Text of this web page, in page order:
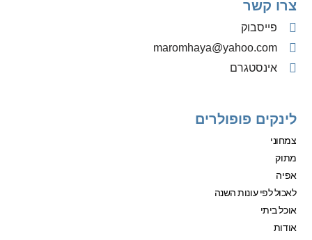
צרו קשר
פייסבוק
‫maromhaya@yahoo.com
אינסטגרם
לינקים פופולרים
צמחוני
מתוק
אפיה
לאכול לפי עונות השנה
אוכל ביתי
אודות